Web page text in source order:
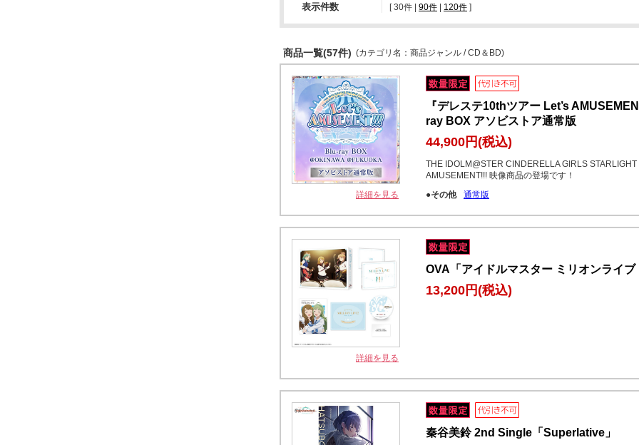
表示件数 [ 30件 | 90件 | 120件 ]
商品一覧(57件) (カテゴリ名：商品ジャンル / CD＆BD)
詳細を見る
『デレステ10thツアー Let’s
ray BOX アソビストア通常版
44,900円(税込)
THE IDOLM@STER CINDERELLA GIRLS
AMUSEMENT!!! 映像商品の登場です！
●その他
通常版
詳細を見る
OVA「アイドルマスター ミリオンライ
13,200円(税込)
秦谷美鈴 2nd Single「Superlative」